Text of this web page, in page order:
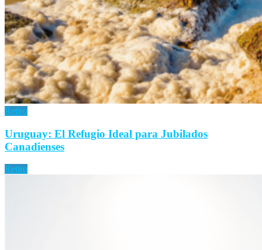
Retiro
Uruguay: El Refugio Ideal para Jubilados
Canadienses
Retiro